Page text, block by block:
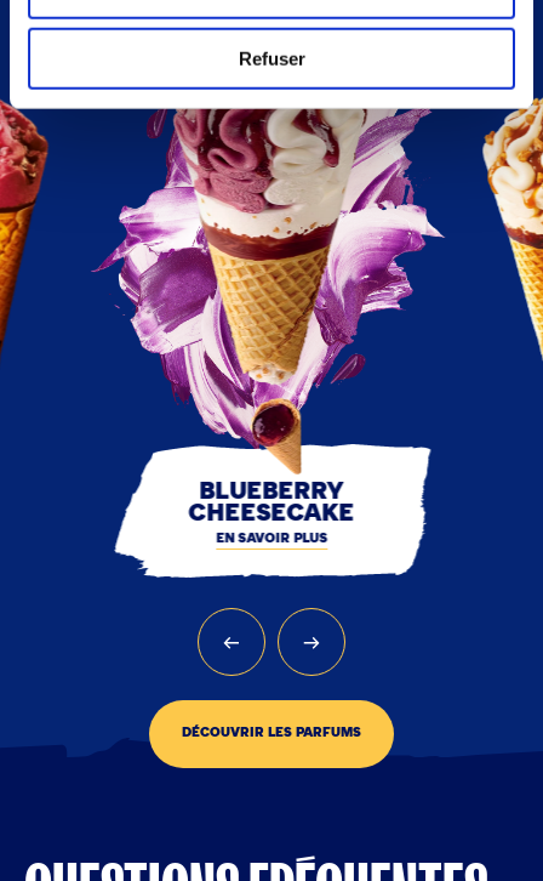
Refuser
BLUEBERRY
CHEESECAKE
EN SAVOIR PLUS
DÉCOUVRIR LES PARFUMS